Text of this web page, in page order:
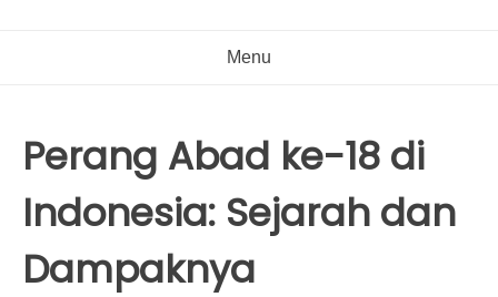
Menu
Perang Abad ke-18 di
Indonesia: Sejarah dan
Dampaknya